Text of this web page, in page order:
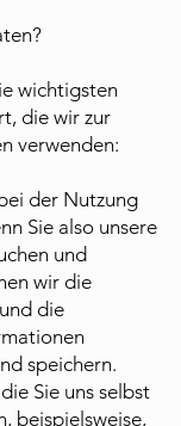
wichtigsten
die wir zur
verwenden:
der Nutzung
Sie also unsere
und
wir die
die
speichern.
Sie uns selbst
beispielsweise,